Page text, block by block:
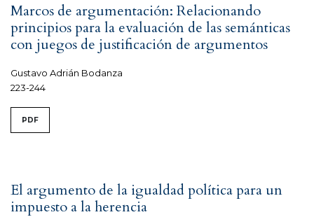
Marcos de argumentación: Relacionando
principios para la evaluación de las semánticas
con juegos de justificación de argumentos
Gustavo Adrián Bodanza
223-244
PDF
El argumento de la igualdad política para un
impuesto a la herencia